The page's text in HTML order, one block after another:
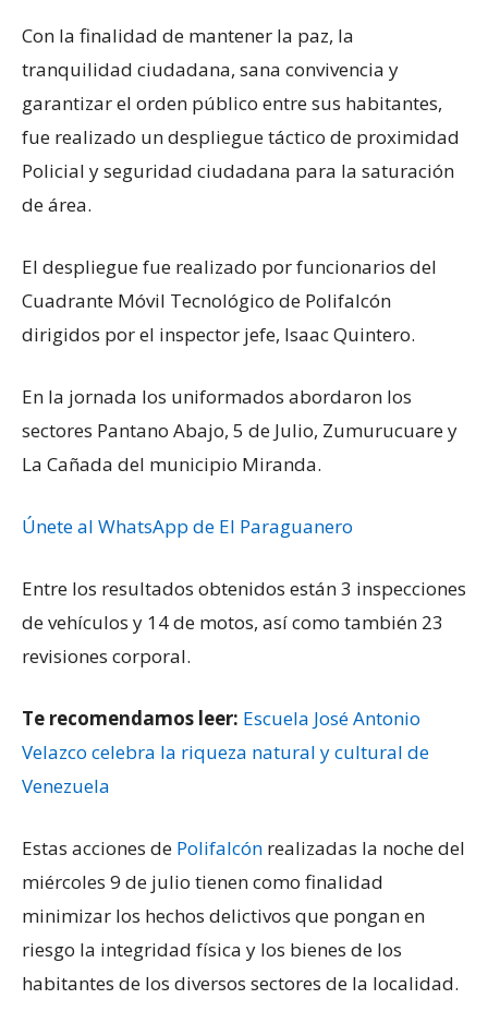
Con la finalidad de mantener la paz, la
tranquilidad ciudadana, sana convivencia y
garantizar el orden público entre sus habitantes,
fue realizado un despliegue táctico de proximidad
Policial y seguridad ciudadana para la saturación
de área.
El despliegue fue realizado por funcionarios del
Cuadrante Móvil Tecnológico de Polifalcón
dirigidos por el inspector jefe, Isaac Quintero.
En la jornada los uniformados abordaron los
sectores Pantano Abajo, 5 de Julio, Zumurucuare y
La Cañada del municipio Miranda.
Únete al WhatsApp de El Paraguanero
Entre los resultados obtenidos están 3 inspecciones
de vehículos y 14 de motos, así como también 23
revisiones corporal.
Te recomendamos leer: Escuela José Antonio
Velazco celebra la riqueza natural y cultural de
Venezuela
Estas acciones de Polifalcón realizadas la noche del
miércoles 9 de julio tienen como finalidad
minimizar los hechos delictivos que pongan en
riesgo la integridad física y los bienes de los
habitantes de los diversos sectores de la localidad.